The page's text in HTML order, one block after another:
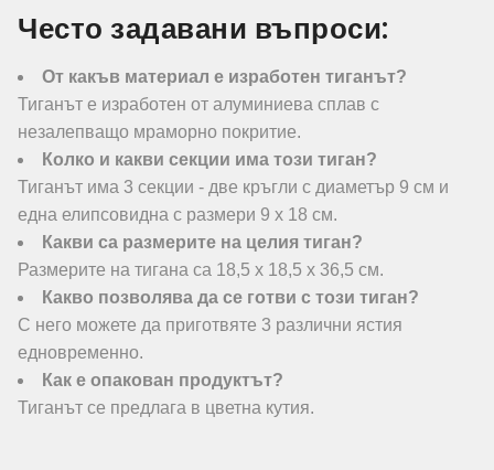
Често задавани въпроси:
От какъв материал е изработен тиганът?
Тиганът е изработен от алуминиева сплав с
незалепващо мраморно покритие.
Колко и какви секции има този тиган?
Тиганът има 3 секции - две кръгли с диаметър 9 см и
една елипсовидна с размери 9 х 18 см.
Какви са размерите на целия тиган?
Размерите на тигана са 18,5 х 18,5 х 36,5 см.
Какво позволява да се готви с този тиган?
С него можете да приготвяте 3 различни ястия
едновременно.
Как е опакован продуктът?
Тиганът се предлага в цветна кутия.